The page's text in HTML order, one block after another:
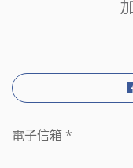
電子信箱 *